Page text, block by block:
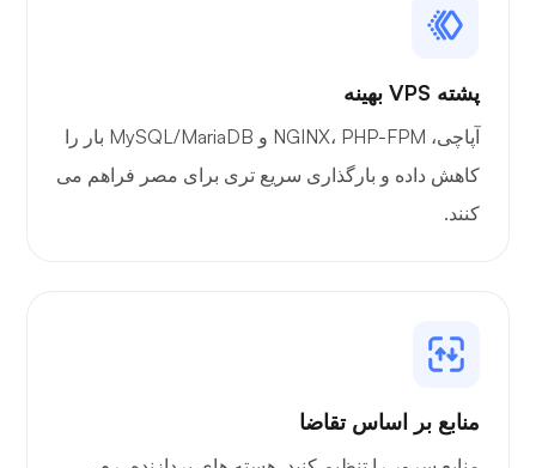
پشته VPS بهینه
آپاچی، NGINX، PHP-FPM و MySQL/MariaDB بار را
کاهش داده و بارگذاری سریع تری برای مصر فراهم می
کنند.
منابع بر اساس تقاضا